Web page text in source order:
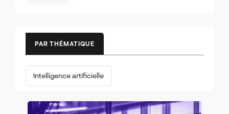
PAR THÉMATIQUE
Intelligence artificielle